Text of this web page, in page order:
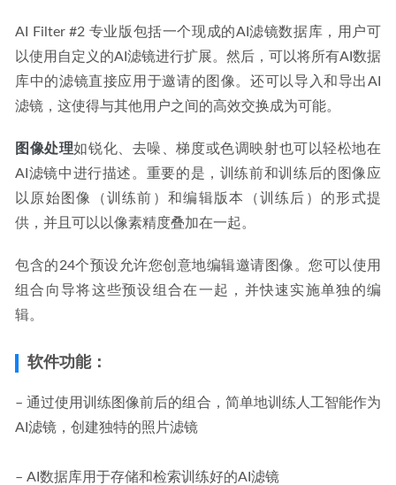
AI Filter #2 专业版包括一个现成的AI滤镜数据库，用户可
以使用自定义的AI滤镜进行扩展。然后，可以将所有AI数据
库中的滤镜直接应用于邀请的图像。还可以导入和导出AI
滤镜，这使得与其他用户之间的高效交换成为可能。
图像处理如锐化、去噪、梯度或色调映射也可以轻松地在
AI滤镜中进行描述。重要的是，训练前和训练后的图像应
以原始图像（训练前）和编辑版本（训练后）的形式提
供，并且可以以像素精度叠加在一起。
包含的24个预设允许您创意地编辑邀请图像。您可以使用
组合向导将这些预设组合在一起，并快速实施单独的编
辑。
软件功能：
– 通过使用训练图像前后的组合，简单地训练人工智能作为
AI滤镜，创建独特的照片滤镜
– AI数据库用于存储和检索训练好的AI滤镜